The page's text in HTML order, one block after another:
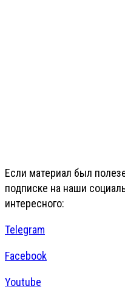
Если материал был
подписке на наши
интересного:
Telegram
Facebook
Youtube